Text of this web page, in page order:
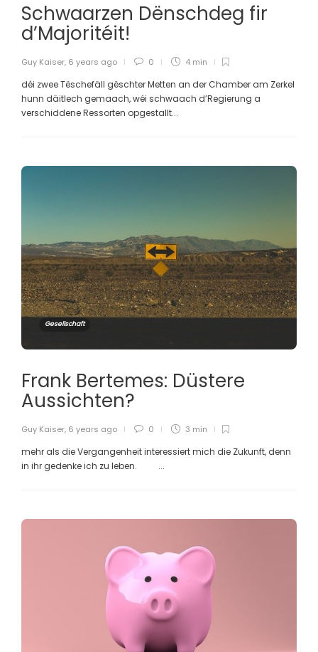
Schwaarzen Dënschdeg fir
d’Majoritéit!
Guy Kaiser, 6 years ago 0 4 min
déi zwee Tëschefäll gëschter Metten an der Chamber am Zerkel
hunn däitlech gemaach, wéi schwaach d’Regierung a
verschiddene Ressorten opgestallt...
Gesellschaft
Frank Bertemes: Düstere
Aussichten?
Guy Kaiser, 6 years ago 0 3 min
mehr als die Vergangenheit interessiert mich die Zukunft, denn
in ihr gedenke ich zu leben. ...